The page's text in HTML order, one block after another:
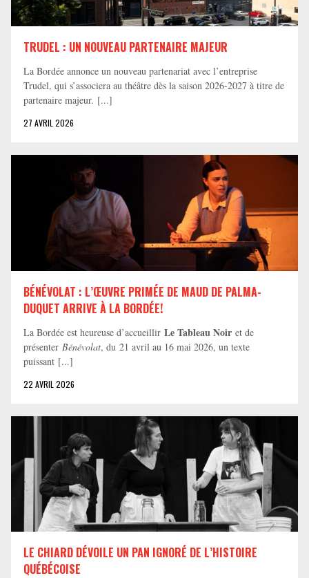
TRUDEL : UN NOUVEAU PARTENAIRE MAJEUR
La Bordée annonce un nouveau partenariat avec l’entreprise
Trudel, qui s’associera au théâtre dès la saison 2026-2027 à titre de
partenaire majeur. [...]
27 AVRIL 2026
BÉNÉVOLAT : L’ŒUVRE PRIMÉE DE MAUD DE PALMA-
DUQUET ARRIVE À LA BORDÉE!
La Bordée est heureuse d’accueillir Le Tableau Noir et de
présenter Bénévolat, du 21 avril au 16 mai 2026, un texte
puissant [...]
22 AVRIL 2026
LE CHIARD DÉVOILE UN PAN IGNORÉ DE L’HISTOIRE
QUÉBÉCOISE